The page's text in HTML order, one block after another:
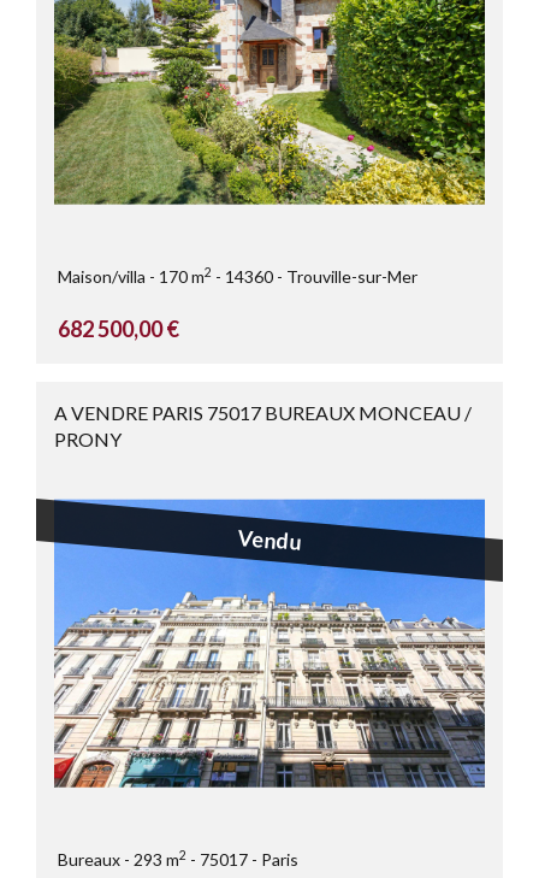
Maison/villa 170 m2 14360 Trouville-sur-Mer
682 500,00 €
A VENDRE PARIS 75017 BUREAUX MONCEAU /
PRONY
Vendu
Bureaux 293 m2 75017 Paris